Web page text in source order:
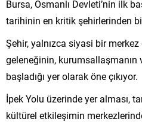
Bursa, Osmanlı Devleti’nin ilk
tarihinin en kritik şehirlerinden
Şehir, yalnızca siyasi bir
geleneğinin,
başladığı yer olarak öne çıkıyor.
İpek Yolu üzerinde yer alması,
kültürel etkileşimin